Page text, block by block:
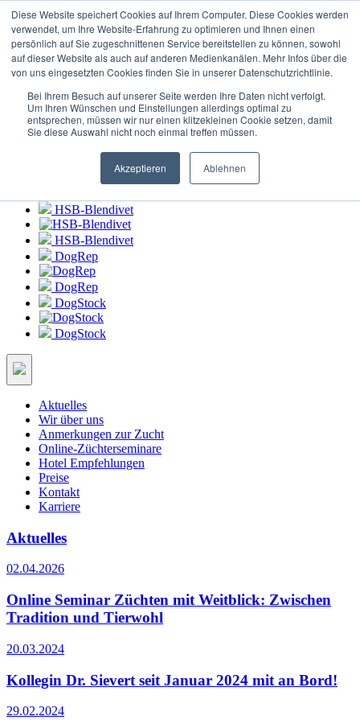
Diese Website speichert Cookies auf Ihrem Computer. Diese Cookies werden
verwendet, um Ihre Website-Erfahrung zu optimieren und Ihnen einen
persönlich auf Sie zugeschnittenen Service bereitstellen zu können, sowohl
auf dieser Website als auch auf anderen Medienkanälen. Mehr Infos über die
von uns eingesetzten Cookies finden Sie in unserer Datenschutzrichtlinie.
Bei Ihrem Besuch auf unserer Seite werden Ihre Daten nicht verfolgt.
Um Ihren Wünschen und Einstellungen allerdings optimal zu
entsprechen, müssen wir nur einen klitzekleinen Cookie setzen, damit
Sie diese Auswahl nicht noch einmal treffen müssen.
Akzeptieren Ablehnen
Login zumHSB-Blendivet Portal
HSB-Blendivet
DogRep
DogRep
DogStock
DogStock
HSB-Blendivet
HSB-Blendivet
DogRep
DogRep
DogStock
DogStock
Aktuelles
Wir über uns
Anmerkungen zur Zucht
Online-Züchterseminare
Hotel Empfehlungen
Preise
Kontakt
Karriere
Aktuelles
02.04.2026
Online Seminar Züchten mit Weitblick: Zwischen
Tradition und Tierwohl
20.03.2024
Kollegin Dr. Sievert seit Januar 2024 mit an Bord!
29.02.2024